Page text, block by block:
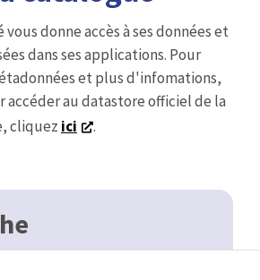
donne accès à ses données et
dans ses applications. Pour
et plus d'infomations,
accéder au datastore officiel de la
cliquez ici .